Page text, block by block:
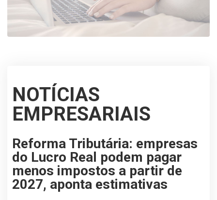
NOTÍCIAS
EMPRESARIAIS
Reforma Tributária: empresas
do Lucro Real podem pagar
menos impostos a partir de
2027, aponta estimativas